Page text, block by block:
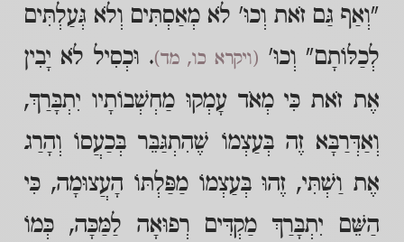
"וְאַף גַּם זֹאת וְכוּ' לֹא מְאַסְתִּים וְלֹא גְּעַלְתִּים
לְכַלּוֹתָם" וְכוּ' (ויקרא כו, מד). וּכְסִיל לֹא יָבִין
אֶת זֹאת כִּי מְאֹד עָמְקוּ מַחְשְׁבוֹתָיו יִתְבָּרַךְ,
וְאַדְּרַבָּא זֶה בְּעַצְמוֹ שֶׁהִתְגַּבֵּר בְּכַעֲסוֹ וְהָרַג
אֶת וַשְׁתִּי, זֶהוּ בְּעַצְמוֹ מַפַּלְתּוֹ הָעֲצוּמָה, כִּי
הַשֵּׁם יִתְבָּרַךְ מַקְדִּים רְפוּאָה לַמַּכָּה, כְּמוֹ